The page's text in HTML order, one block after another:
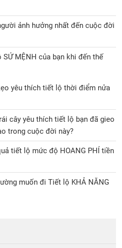
ảnh hưởng nhất đến cuộc đời
MỆNH của bạn khi đến thế
yêu thích tiết lộ thời điểm nửa
cây yêu thích tiết lộ bạn đã gieo
trong cuộc đời này?
tiết lộ mức độ HOANG PHÍ tiền
muốn đi Tiết lộ KHẢ NĂNG